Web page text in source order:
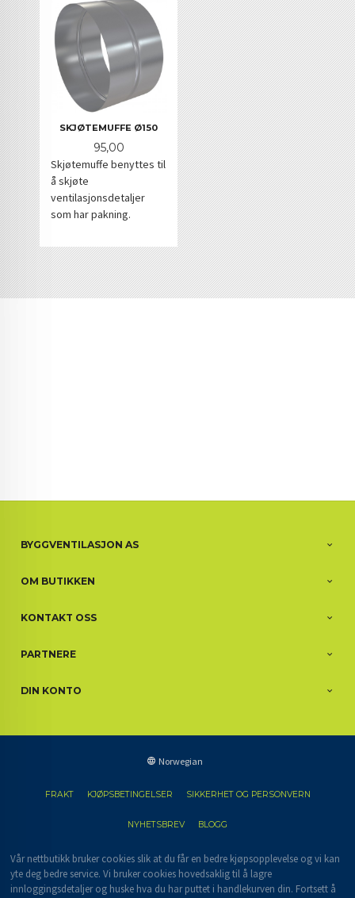
SKJØTEMUFFE Ø150
Pris
95,00
Skjøtemuffe benyttes til
å skjøte
ventilasjonsdetaljer
som har pakning.
BYGGVENTILASJON AS
OM BUTIKKEN
KONTAKT OSS
PARTNERE
DIN KONTO
Norwegian
FRAKT KJØPSBETINGELSER SIKKERHET OG PERSONVERN
NYHETSBREV BLOGG
Vår nettbutikk bruker cookies slik at du får en bedre kjøpsopplevelse og vi kan
yte deg bedre service. Vi bruker cookies hovedsaklig til å lagre
innloggingsdetaljer og huske hva du har puttet i handlekurven din. Fortsett å